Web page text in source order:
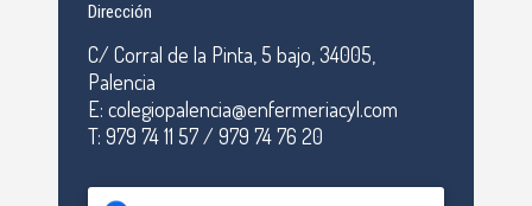
Dirección
C/ Corral de la Pinta, 5 bajo, 34005,
Palencia
E: colegiopalencia@enfermeriacyl.com
T: 979 74 11 57 / 979 74 76 20